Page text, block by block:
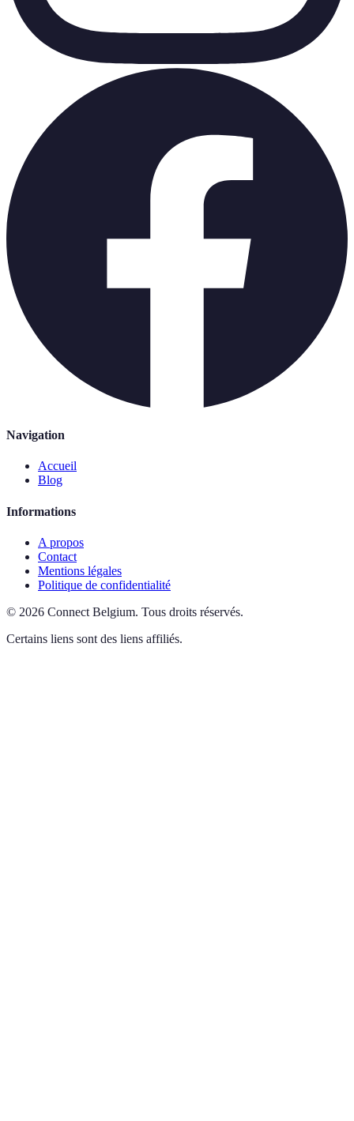
Navigation
Accueil
Blog
Informations
A propos
Contact
Mentions légales
Politique de confidentialité
© 2026 Connect Belgium. Tous droits réservés.
Certains liens sont des liens affiliés.